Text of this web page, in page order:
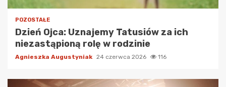
POZOSTAŁE
Dzień Ojca: Uznajemy Tatusiów za ich
niezastąpioną rolę w rodzinie
Agnieszka Augustyniak 24 czerwca 2026 116